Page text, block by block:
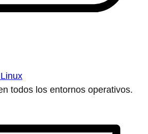
todos los entornos operativos.